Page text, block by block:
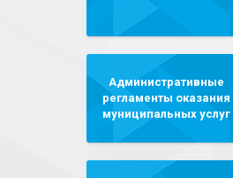
Административные
регламенты оказания
муниципальных услуг